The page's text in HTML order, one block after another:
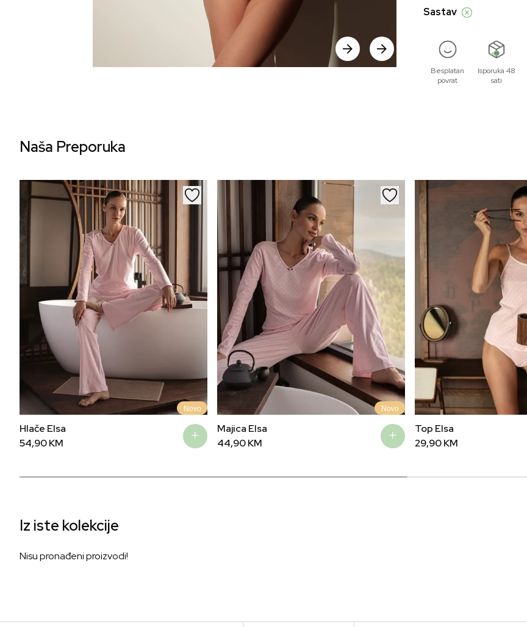
Sastav
Besplatan
povrat
Isporuka 48
sati
Naša Preporuka
Novo
Hlače Elsa
54,90KM
Novo
Majica Elsa
44,90KM
Top Elsa
29,90KM
Iz iste kolekcije
Nisu pronađeni proizvodi!